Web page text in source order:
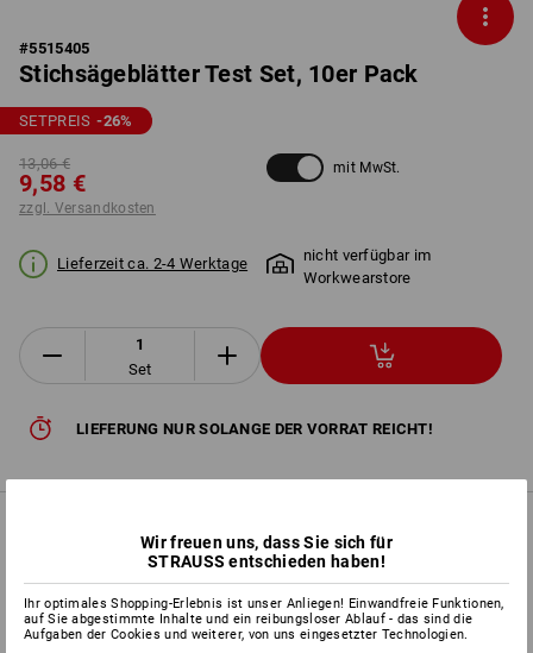
#5515405
Stichsägeblätter Test Set, 10er Pack
SETPREIS -26%
13,06 €
9,58 €
zzgl. Versandkosten
mit MwSt.
Lieferzeit ca. 2-4 Werktage
nicht verfügbar im
Workwearstore
Set
LIEFERUNG NUR SOLANGE DER VORRAT REICHT!
PRODUKTINFO
BESCHREIBUNG
Wir freuen uns, dass Sie sich für
STRAUSS entschieden haben!
Ihr optimales Shopping-Erlebnis ist unser Anliegen! Einwandfreie Funktionen,
auf Sie abgestimmte Inhalte und ein reibungsloser Ablauf - das sind die
Aufgaben der Cookies und weiterer, von uns eingesetzter Technologien.